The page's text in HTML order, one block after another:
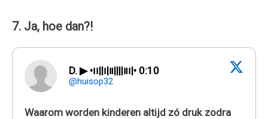
7. Ja, hoe dan?!
D. ▶︎ •၊၊||၊|။||||။‌‌‌‌‌၊|• 0:10
@huisop32
Waarom worden kinderen altijd zó druk zodra